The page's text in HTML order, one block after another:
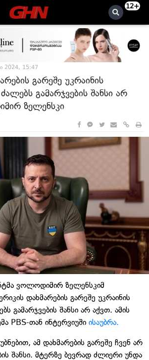
12+
2024, 15:47
გარეშე უკრაინის
გამარჯვების შანსი არ
ზელენსკი
ვოლოდიმირ ზელენსკიმ
დახმარების გარეშე უკრაინის
გამარჯვების შანსი არ აქვთ. ამის
PBS-თან ინტერვიუში ისაუბრა.
ამ დახმარების გარეშე ჩვენ არ
შანსი. მტერზე ბევრად ძლიერი უნდა